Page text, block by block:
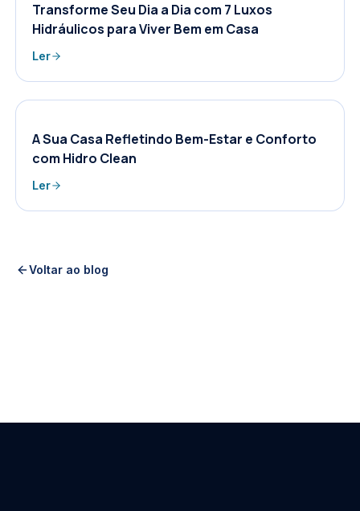
Transforme Seu Dia a Dia com 7 Luxos
Hidráulicos para Viver Bem em Casa
Ler
A Sua Casa Refletindo Bem-Estar e Conforto
com Hidro Clean
Ler
Voltar ao blog